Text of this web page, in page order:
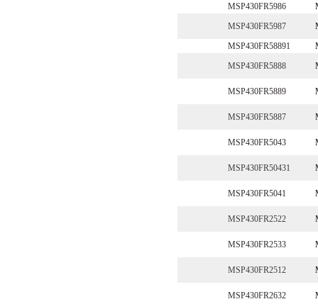
MSP430FR5986
MSP430FR5987
MSP430FR58891
MSP430FR5888
MSP430FR5889
MSP430FR5887
MSP430FR5043
MSP430FR50431
MSP430FR5041
MSP430FR2522
MSP430FR2533
MSP430FR2512
MSP430FR2632